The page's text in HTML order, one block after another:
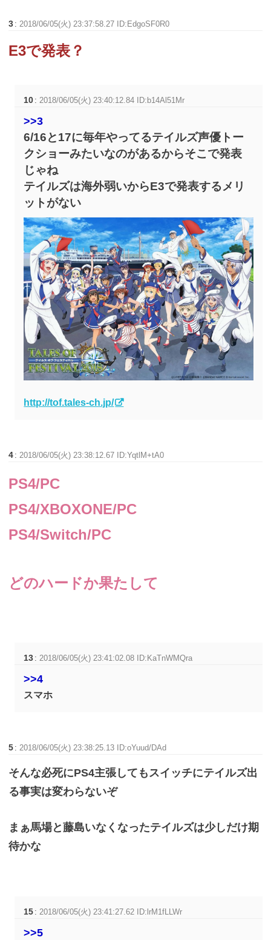
3 : 2018/06/05(火) 23:37:58.27 ID:EdgoSF0R0
E3で発表？
10 : 2018/06/05(火) 23:40:12.84 ID:b14Al51Mr
>>3
6/16と17に毎年やってるテイルズ声優トー
クショーみたいなのがあるからそこで発表
じゃね
テイルズは海外弱いからE3で発表するメリ
ットがない
http://tof.tales-ch.jp/
4 : 2018/06/05(火) 23:38:12.67 ID:YqtlM+tA0
PS4/PC
PS4/XBOXONE/PC
PS4/Switch/PC
どのハードか果たして
13 : 2018/06/05(火) 23:41:02.08 ID:KaTnWMQra
>>4
スマホ
5 : 2018/06/05(火) 23:38:25.13 ID:oYuud/DAd
そんな必死にPS4主張してもスイッチにテイルズ出
る事実は変わらないぞ
まぁ馬場と藤島いなくなったテイルズは少しだけ期
待かな
15 :2018/06/05(火) 23:41:27.62 ID:lrM1fLLWr
>>5